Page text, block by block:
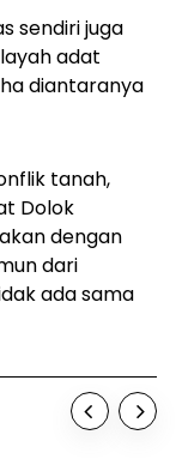
sendiri juga
adat
ha diantaranya
tanah,
Dolok
dengan
dari
ada sama